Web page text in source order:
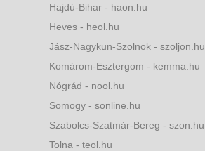
Hajdú-Bihar - haon.hu
Heves - heol.hu
Jász-Nagykun-Szolnok - szoljon.hu
Komárom-Esztergom - kemma.hu
Nógrád - nool.hu
Somogy - sonline.hu
Szabolcs-Szatmár-Bereg - szon.hu
Tolna - teol.hu